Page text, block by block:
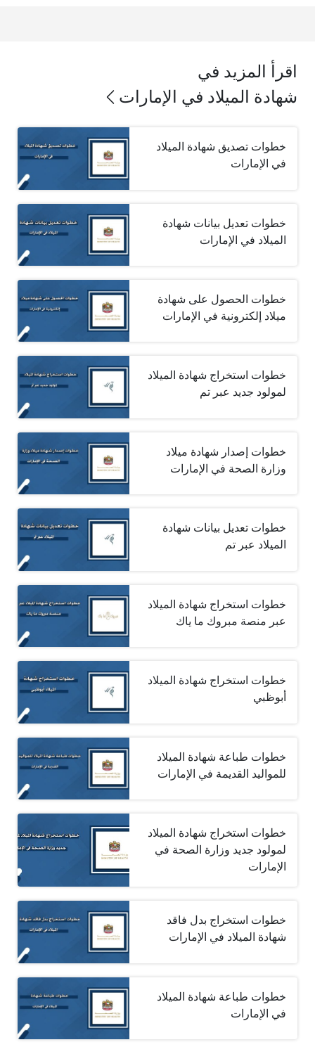
اقرأ المزيد في
شهادة الميلاد في الإمارات
خطوات تصديق شهادة الميلاد
في الإمارات
خطوات تعديل بيانات شهادة
الميلاد في الإمارات
خطوات الحصول على شهادة
ميلاد إلكترونية في الإمارات
خطوات استخراج شهادة الميلاد
لمولود جديد عبر تم
خطوات إصدار شهادة ميلاد
وزارة الصحة في الإمارات
خطوات تعديل بيانات شهادة
الميلاد عبر تم
خطوات استخراج شهادة الميلاد
عبر منصة مبروك ما ياك
خطوات استخراج شهادة الميلاد
أبوظبي
خطوات طباعة شهادة الميلاد
للمواليد القديمة في الإمارات
خطوات استخراج شهادة الميلاد
لمولود جديد وزارة الصحة في
الإمارات
خطوات استخراج بدل فاقد
شهادة الميلاد في الإمارات
خطوات طباعة شهادة الميلاد
في الإمارات